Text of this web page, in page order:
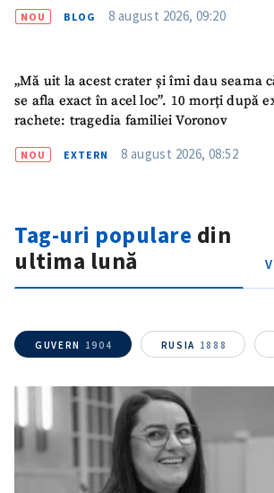
NOU BLOG 8 august 2026, 09:20
„Mă uit la acest crater și îmi dau seama
se afla exact în acel loc”. 10 morți după
rachete: tragedia familiei Voronov
NOU EXTERN 8 august 2026, 08:52
Tag-uri populare din
ultima lună
GUVERN 1904 RUSIA 1888